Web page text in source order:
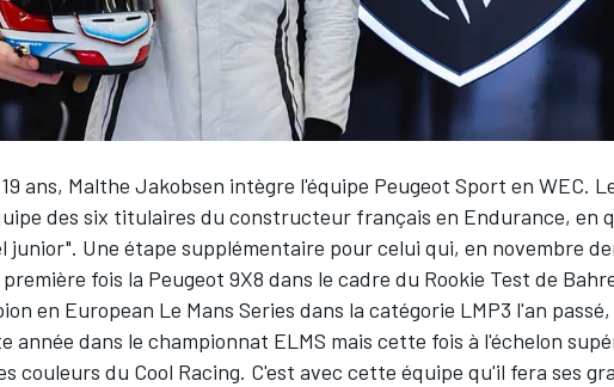
ans, Malthe Jakobsen intègre l'équipe Peugeot Sport en WEC.
des six titulaires du constructeur français en Endurance, en
junior". Une étape supplémentaire pour celui qui, en novembre
fois la Peugeot 9X8 dans le cadre du Rookie Test de
en European Le Mans Series dans la catégorie LMP3 l'an
année dans le championnat ELMS mais cette fois à l'échelon
couleurs du Cool Racing. C'est avec cette équipe qu'il fera ses